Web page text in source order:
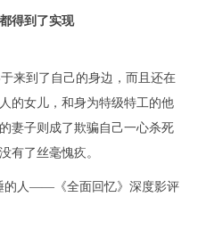
得到了实现
来到了自己的身边，而且还在
的女儿，和身为特级特工的他
妻子则成了欺骗自己一心杀死
有了丝毫愧疚。